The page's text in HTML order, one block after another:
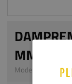
MM
Model OV04 |